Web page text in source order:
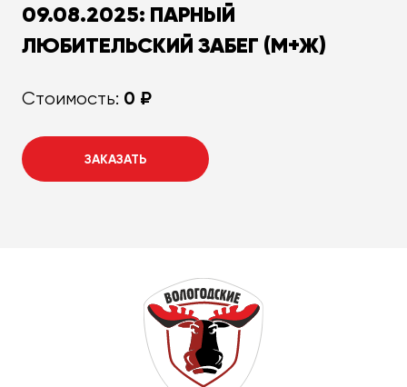
09.08.2025: ПАРНЫЙ
ЛЮБИТЕЛЬСКИЙ ЗАБЕГ (М+Ж)
Стоимость: 0 ₽
ЗАКАЗАТЬ